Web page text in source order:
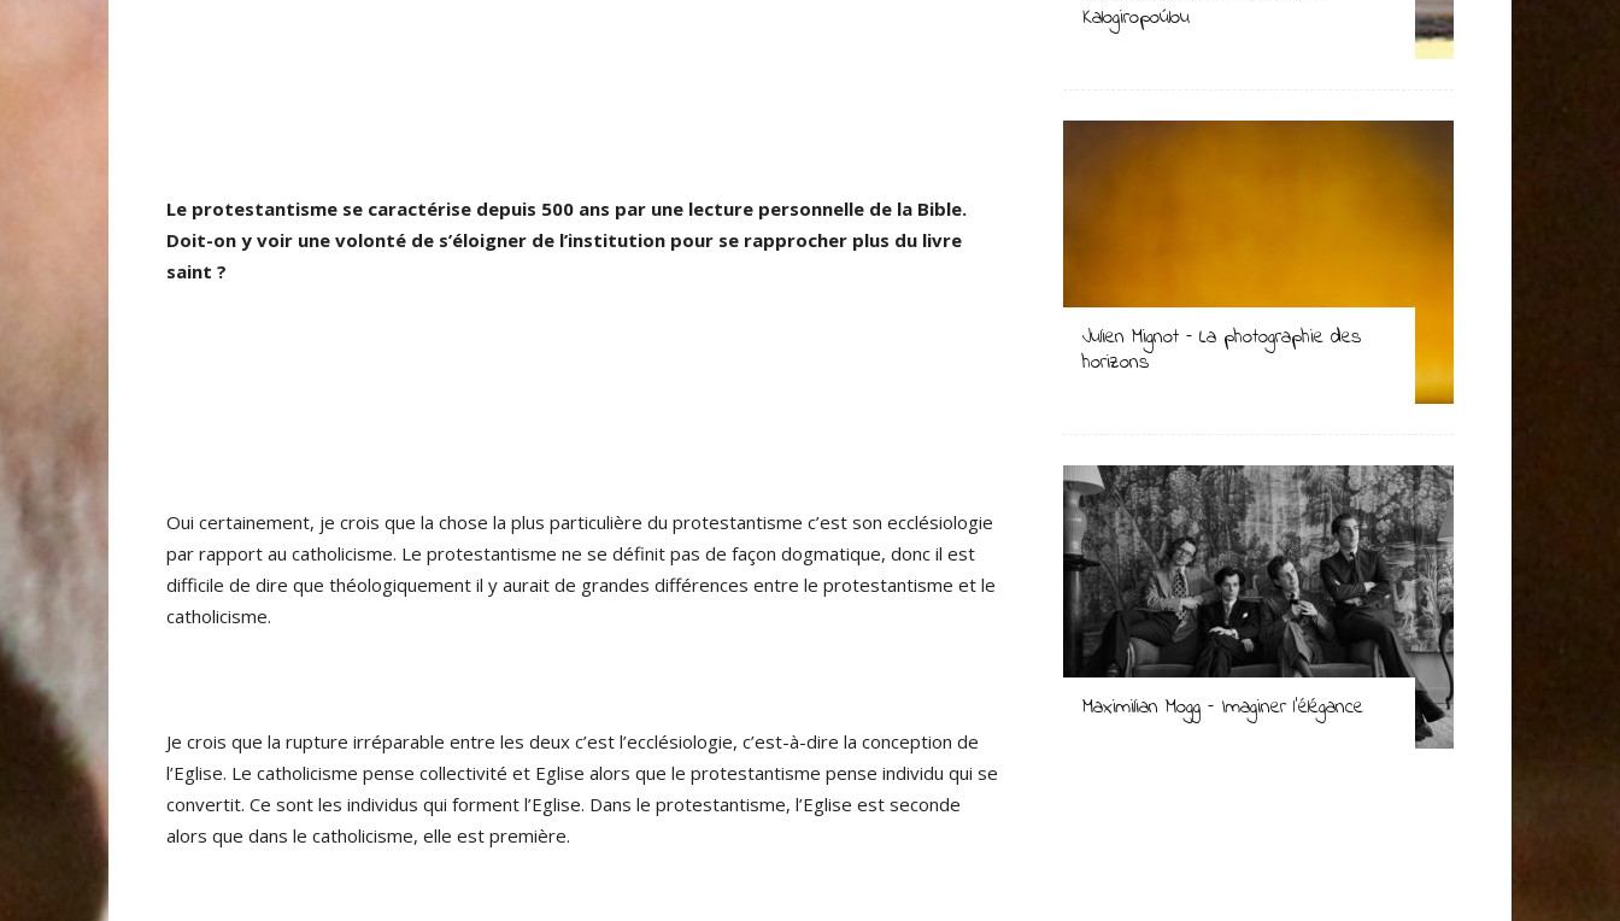
Le protestantisme se caractérise depuis 500 ans par une lecture personnelle de la Bible.
Doit-on y voir une volonté de s’éloigner de l’institution pour se rapprocher plus du livre
saint ?
Oui certainement, je crois que la chose la plus particulière du protestantisme c’est son ecclésiologie
par rapport au catholicisme. Le protestantisme ne se définit pas de façon dogmatique, donc il est
difficile de dire que théologiquement il y aurait de grandes différences entre le protestantisme et le
catholicisme.
Je crois que la rupture irréparable entre les deux c’est l’ecclésiologie, c’est-à-dire la conception de
l’Eglise. Le catholicisme pense collectivité et Eglise alors que le protestantisme pense individu qui se
convertit. Ce sont les individus qui forment l’Eglise. Dans le protestantisme, l’Eglise est seconde
alors que dans le catholicisme, elle est première.
Kalogiropoúlou
Julien Mignot – La photographie des
horizons
Maximilian Mogg – Imaginer l’élégance